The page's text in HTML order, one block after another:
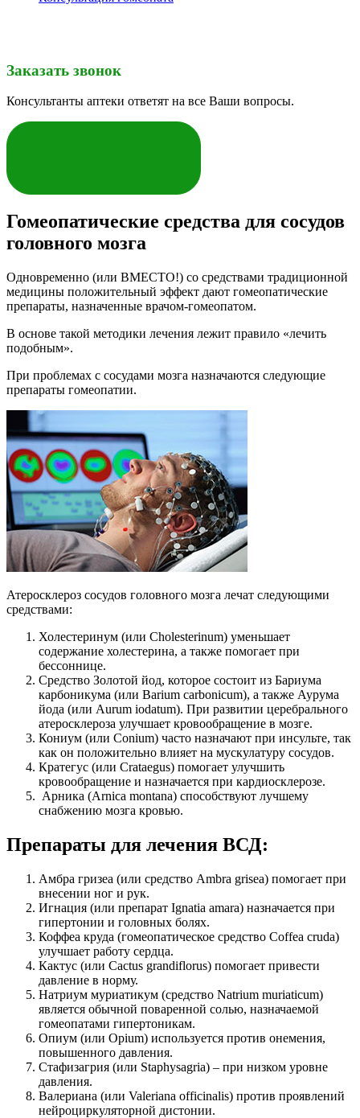
Заказать звонок
Консультанты аптеки ответят на все Ваши вопросы.
Гомеопатические средства для сосудов
головного мозга
Одновременно (или ВМЕСТО!) со средствами традиционной
медицины положительный эффект дают гомеопатические
препараты, назначенные врачом-гомеопатом.
В основе такой методики лечения лежит правило «лечить
подобным».
При проблемах с сосудами мозга назначаются следующие
препараты гомеопатии.
Атеросклероз сосудов головного мозга лечат следующими
средствами:
Холестеринум (или Cholesterinum) уменьшает
содержание холестерина, а также помогает при
бессоннице.
Средство Золотой йод, которое состоит из Бариума
карбоникума (или Barium carbonicum), а также Аурума
йода (или Aurum iodatum). При развитии церебрального
атеросклероза улучшает кровообращение в мозге.
Кониум (или Conium) часто назначают при инсульте, так
как он положительно влияет на мускулатуру сосудов.
Кратегус (или Crataegus) помогает улучшить
кровообращение и назначается при кардиосклерозе.
Арника (Arnica montana) способствуют лучшему
снабжению мозга кровью.
Препараты для лечения ВСД:
Амбра гризеа (или средство Ambra grisea) помогает при
внесении ног и рук.
Игнация (или препарат Ignatia amara) назначается при
гипертонии и головных болях.
Коффеа круда (гомеопатическое средство Coffea cruda)
улучшает работу сердца.
Кактус (или Cactus grandiflorus) помогает привести
давление в норму.
Натриум муриатикум (средство Natrium muriaticum)
является обычной поваренной солью, назначаемой
гомеопатами гипертоникам.
Опиум (или Opium) используется против онемения,
повышенного давления.
Стафизагрия (или Staphysagria) – при низком уровне
давления.
Валериана (или Valeriana officinalis) против проявлений
нейроциркуляторной дистонии.